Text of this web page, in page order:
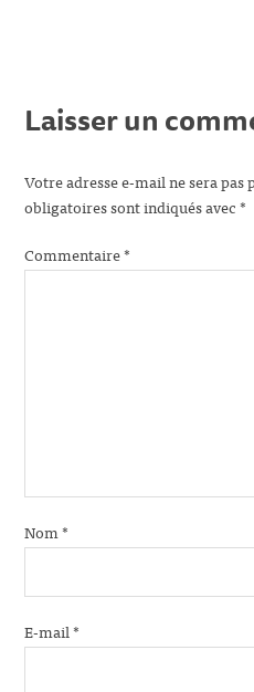
Laisser un
Votre adresse e-mail ne sera pas
obligatoires sont indiqués avec*
Commentaire*
Nom*
E-mail*